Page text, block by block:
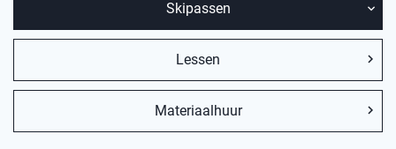
Skipassen
Lessen
Materiaalhuur